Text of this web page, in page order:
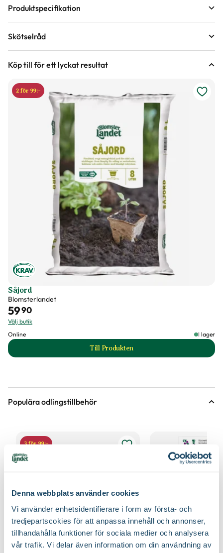
Denna webbplats använder cookies
Vi använder enhetsidentifierare i form av första- och
tredjepartscokies för att anpassa innehåll och annonser,
tillhandahålla funktioner för sociala medier och analysera
vår trafik. Vi delar även information om din användning av
Produktspecifikation
Varumärke
Art nr 303960
Skötselråd
Mognadstid Juli, Augusti, September
Köp till för ett lyckat resultat
2 för 99:-
Såjord
Blomsterlandet
5990
Välj butik
Online
I lager
Till Produkten
till Såjord produktsida
Populära odlingstillbehör
3 för 99:-